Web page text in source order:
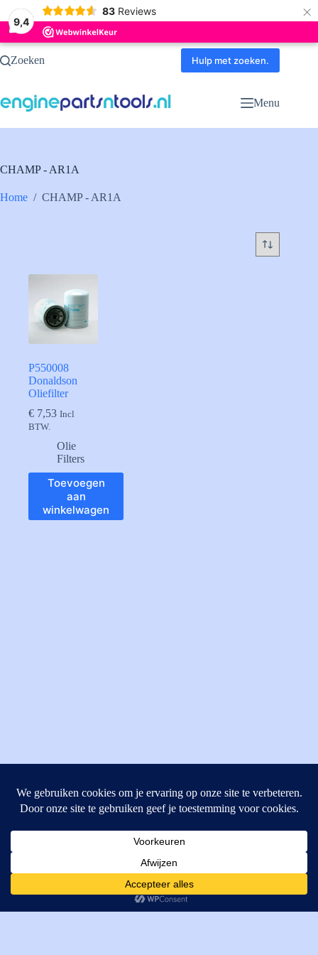
9,4
83 Reviews ×
Ga
naarZoeken Hulp met zoeken.
Menu
CHAMP - AR1A
Home / CHAMP - AR1A
P550008
Donaldson
Oliefilter
€ 7,53 Incl
BTW.
Olie
Filters
Toevoegen
aan
winkelwagen
4462GE, Goes
T: +31 (0) 111-484438
M:parts@mitechniek.nl
VAT: NL862802295B01
Cookies helpen ons bij het leveren van onze diensten. Door
gebruik te maken van onze diensten, gaat u akkoord met ons
gebruik van cookies.